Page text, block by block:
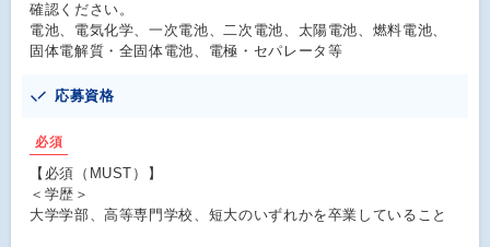
確認ください。
電池、電気化学、一次電池、二次電池、太陽電池、燃料電池、
固体電解質・全固体電池、電極・セパレータ等
応募資格
必須
【必須（MUST）】
＜学歴＞
大学学部、高等専門学校、短大のいずれかを卒業していること